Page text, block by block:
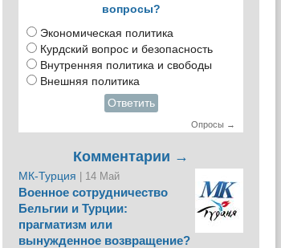
вопросы?
Экономическая политика
Курдский вопрос и безопасность
Внутренняя политика и свободы
Внешняя политика
Ответить
Опросы →
Комментарии →
МК-Турция | 14 Май
Военное сотрудничество
Бельгии и Турции:
прагматизм или
вынужденное возвращение?